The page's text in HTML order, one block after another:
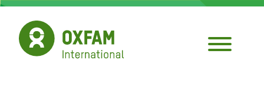
Aller
contenu
principal